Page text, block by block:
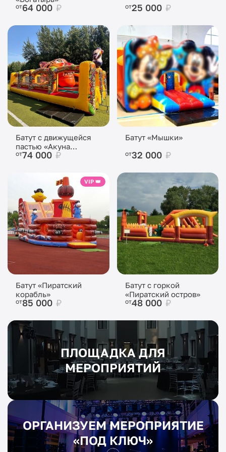
от64 000 ₽ от25 000 ₽
Батут с движущейся
пастью «Акуна
Матата»
от74 000 ₽
Батут «Мышки»
от32 000 ₽
VIP 👑
Батут «Пиратский
корабль»
от85 000 ₽
ПЛОЩАДКА ДЛЯ
МЕРОПРИЯТИЙ
ОРГАНИЗУЕМ МЕРОПРИЯТИЕ
«ПОД КЛЮЧ»
Батут с горкой
«Пиратский остров»
от48 000 ₽